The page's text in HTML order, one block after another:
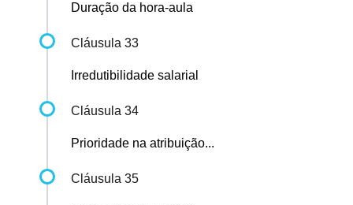
Duração da hora-aula
Cláusula 33
Irredutibilidade salarial
Cláusula 34
Prioridade na atribuição...
Cláusula 35